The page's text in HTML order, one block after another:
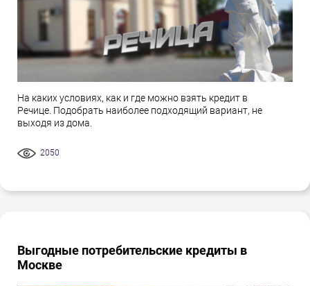
На каких условиях, как и где можно взять кредит в
Речице. Подобрать наиболее подходящий вариант, не
выходя из дома.
2050
Выгодные потребительские кредиты в
Москве